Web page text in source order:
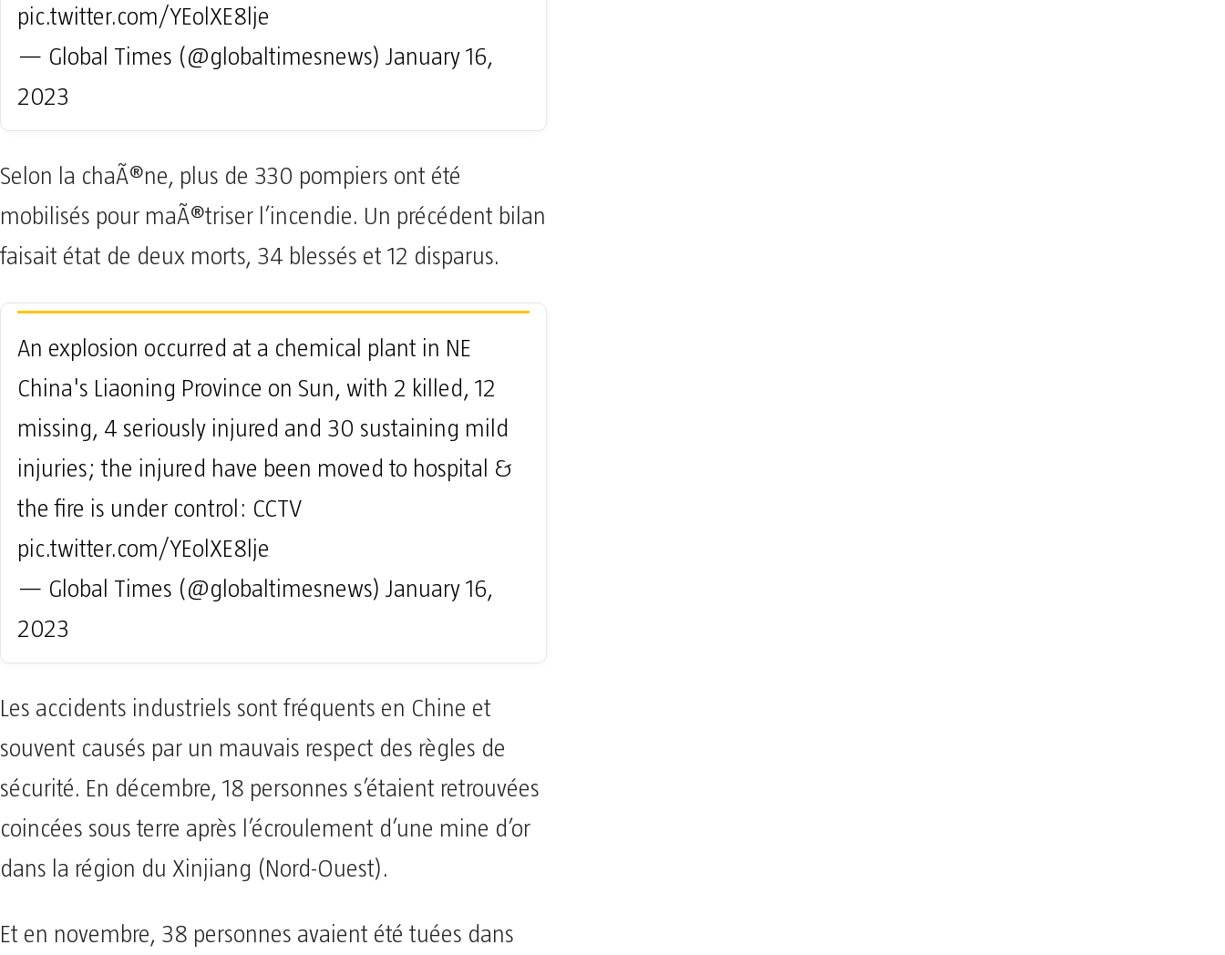
pic.twitter.com/YEolXE8lje
— Global Times (@globaltimesnews) January 16,
2023
Selon la chaÃ®ne, plus de 330 pompiers ont été
mobilisés pour maÃ®triser l’incendie. Un précédent bilan
faisait état de deux morts, 34 blessés et 12 disparus.
An explosion occurred at a chemical plant in NE
China's Liaoning Province on Sun, with 2 killed, 12
missing, 4 seriously injured and 30 sustaining mild
injuries; the injured have been moved to hospital &
the fire is under control: CCTV
pic.twitter.com/YEolXE8lje
— Global Times (@globaltimesnews) January 16,
2023
Les accidents industriels sont fréquents en Chine et
souvent causés par un mauvais respect des règles de
sécurité. En décembre, 18 personnes s’étaient retrouvées
coincées sous terre après l’écroulement d’une mine d’or
dans la région du Xinjiang (Nord-Ouest).
Et en novembre, 38 personnes avaient été tuées dans